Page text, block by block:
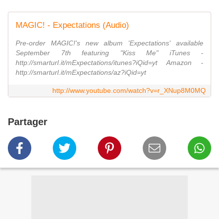
MAGIC! - Expectations (Audio)
Pre-order MAGIC!'s new album 'Expectations' available
September 7th featuring "Kiss Me" iTunes -
http://smarturl.it/mExpectations/itunes?iQid=yt Amazon -
http://smarturl.it/mExpectations/az?iQid=yt
http://www.youtube.com/watch?v=r_XNup8M0MQ
Partager